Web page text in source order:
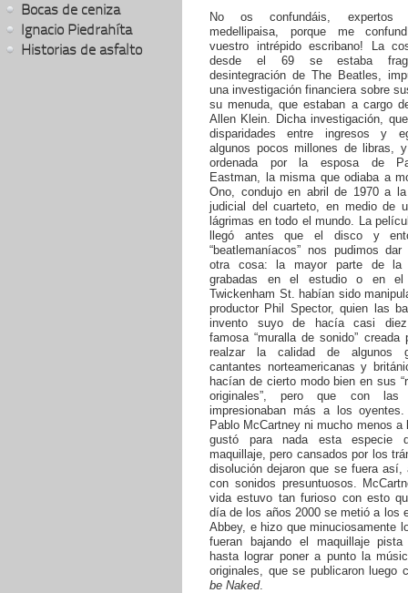
Bocas de ceniza
Ignacio Piedrahíta
Historias de asfalto
No os confundáis, expertos
medellipaisa, porque me
vuestro intrépido escribano! La
desde el 69 se estaba
desintegración de The Beatles,
una investigación financiera sobre
su menuda, que estaban a cargo
Allen Klein. Dicha investigación,
disparidades entre ingresos y
algunos pocos millones de libras,
ordenada por la esposa de
Eastman, la misma que odiaba a
Ono, condujo en abril de 1970 a la
judicial del cuarteto, en medio de
lágrimas en todo el mundo. La
llegó antes que el disco y
“beatlemaníacos” nos pudimos
otra cosa: la mayor parte de la
grabadas en el estudio o en el
Twickenham St. habían sido
productor Phil Spector, quien las
invento suyo de hacía casi
famosa “muralla de sonido” creada
realzar la calidad de algunos
cantantes norteamericanas y
hacían de cierto modo bien en sus
originales”, pero que con las
impresionaban más a los
Pablo McCartney ni mucho menos a
gustó para nada esta especie
maquillaje, pero cansados por los
disolución dejaron que se fuera así,
con sonidos presuntuosos.
vida estuvo tan furioso con esto
día de los años 2000 se metió a los
Abbey, e hizo que minuciosamente
fueran bajando el maquillaje
hasta lograr poner a punto la
originales, que se publicaron luego
be Naked.